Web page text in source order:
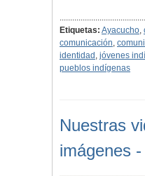
Etiquetas: Ayacucho,
comunicación,
identidad , jóvenes
pueblos indígenas
Nuestras
imágenes